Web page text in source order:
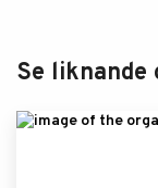
Se liknande